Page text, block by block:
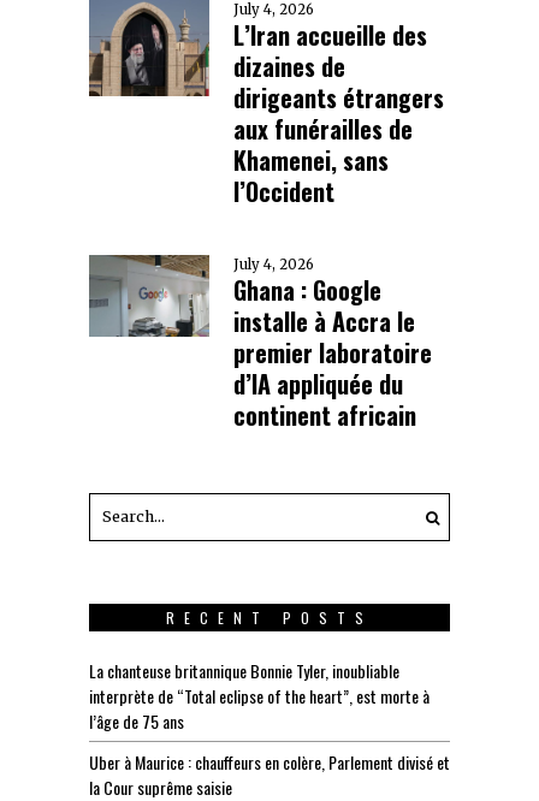
July 4, 2026
L’Iran accueille des
dizaines de
dirigeants étrangers
aux funérailles de
Khamenei, sans
l’Occident
July 4, 2026
Ghana : Google
installe à Accra le
premier laboratoire
d’IA appliquée du
continent africain
RECENT POSTS
La chanteuse britannique Bonnie Tyler, inoubliable
interprète de “Total eclipse of the heart”, est morte à
l’âge de 75 ans
Uber à Maurice : chauffeurs en colère, Parlement divisé et
la Cour suprême saisie